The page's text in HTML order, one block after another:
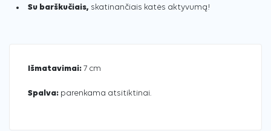
Su barškučiais, skatinančiais katės aktyvumą!
Išmatavimai: 7 cm
Spalva: parenkama atsitiktinai.